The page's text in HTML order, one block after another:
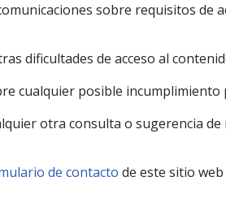
sobre requisitos de
dificultades de acceso al
cualquier posible incumplimiento
otra consulta o sugerencia
de contacto de este sitio